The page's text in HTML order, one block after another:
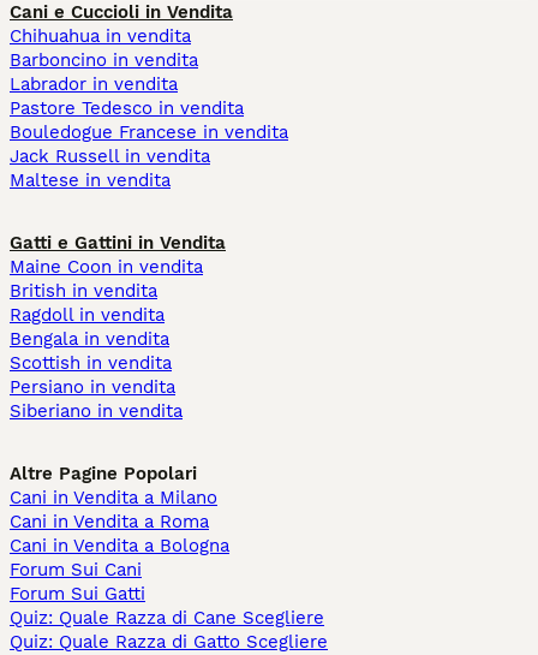
Cani e Cuccioli in Vendita
Chihuahua in vendita
Barboncino in vendita
Labrador in vendita
Pastore Tedesco in vendita
Bouledogue Francese in vendita
Jack Russell in vendita
Maltese in vendita
Gatti e Gattini in Vendita
Maine Coon in vendita
British in vendita
Ragdoll in vendita
Bengala in vendita
Scottish in vendita
Persiano in vendita
Siberiano in vendita
Altre Pagine Popolari
Cani in Vendita a Milano
Cani in Vendita a Roma
Cani in Vendita a Bologna
Forum Sui Cani
Forum Sui Gatti
Quiz: Quale Razza di Cane Scegliere
Quiz: Quale Razza di Gatto Scegliere